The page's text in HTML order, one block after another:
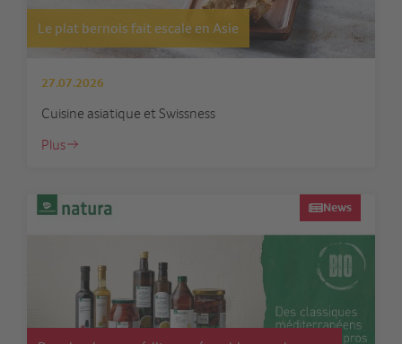
Le plat bernois fait escale en Asie
27.07.2026
Cuisine asiatique et Swissness
Plus
News